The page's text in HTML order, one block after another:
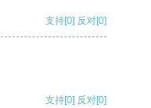
支持[0] 反对[0]
支持[0] 反对[0]